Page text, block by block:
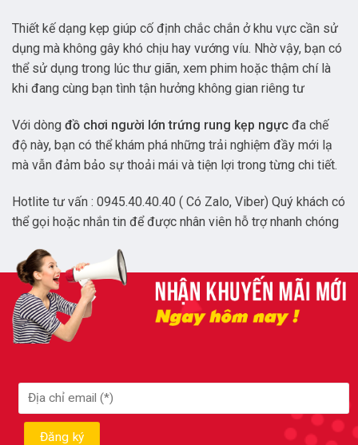
Thiết kế dạng kẹp giúp cố định chắc chắn ở khu vực cần sử
dụng mà không gây khó chịu hay vướng víu. Nhờ vậy, bạn có
thể sử dụng trong lúc thư giãn, xem phim hoặc thậm chí là
khi đang cùng bạn tình tận hưởng không gian riêng tư
Với dòng đồ chơi người lớn trứng rung kẹp ngực đa chế
độ này, bạn có thể khám phá những trải nghiệm đầy mới lạ
mà vẫn đảm bảo sự thoải mái và tiện lợi trong từng chi tiết.
Hotlite tư vấn : 0945.40.40.40 ( Có Zalo, Viber) Quý khách có
thể gọi hoặc nhắn tin để được nhân viên hỗ trợ nhanh chóng